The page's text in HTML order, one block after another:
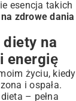
esencja takich
zdrowe dania
diety na
energię
życiu, kiedy
i ospała.
– pełna